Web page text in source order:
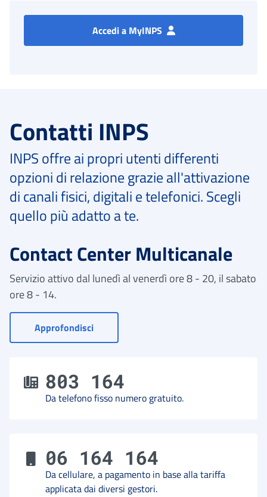
Accedi a MyINPS
Contatti INPS
INPS offre ai propri utenti differenti
opzioni di relazione grazie all'attivazione
di canali fisici, digitali e telefonici. Scegli
quello più adatto a te.
Contact Center Multicanale
Servizio attivo dal lunedì al venerdì ore 8 - 20, il sabato
ore 8 - 14.
Approfondisci- Vai a Contact Center
803 164
Da telefono fisso numero gratuito.
06 164 164
Da cellulare, a pagamento in base alla tariffa
applicata dai diversi gestori.